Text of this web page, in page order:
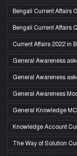
Bengali Current Affairs
Bengali Current Affairs
Current Affairs 2022 in
General Awareness
General Awareness
General Awareness
General Knowledge
Knowledge Account
The Way of Solution